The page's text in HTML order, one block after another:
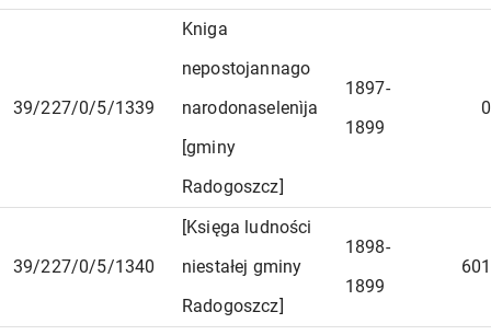
39/227/0/5/1339
Kniga
nepostojannago
narodonaselenìja
[gminy
Radogoszcz]
1897-
1899
0
39/227/0/5/1340
[Księga ludności
niestałej gminy
Radogoszcz]
1898-
1899
601